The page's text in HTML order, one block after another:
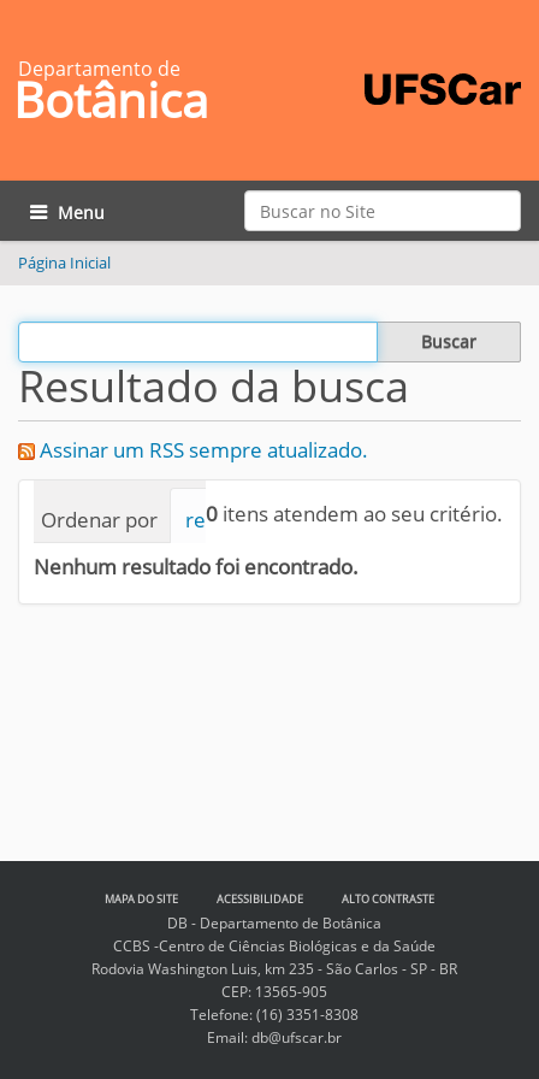
Departamento de
Botânica
Busca
Busca Avançada…
Toggle navigation
Página Inicial
Filtrar os resultados
Resultado da busca
Assinar um RSS sempre atualizado.
0 itens atendem ao seu critério.
Ordenar por relevância
data (mais recente
Nenhum resultado foi encontrado.
MAPA DO SITE ACESSIBILIDADE ALTO CONTRASTE
DB - Departamento de Botânica
CCBS -Centro de Ciências Biológicas e da Saúde
Rodovia Washington Luis, km 235 - São Carlos - SP - BR
CEP: 13565-905
Telefone: (16) 3351-8308
Email: db@ufscar.br